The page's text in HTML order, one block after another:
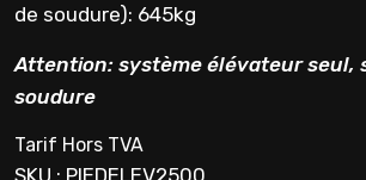
de soudure): 645kg
Attention: système élévateur seul,
soudure
Tarif Hors TVA
SKU : PIEDELEV2500